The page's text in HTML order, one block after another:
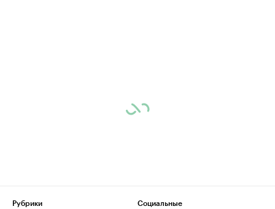
Рубрики
Социальные